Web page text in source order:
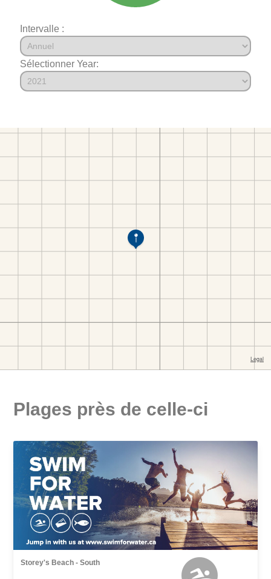
Intervalle :
Sélectionner Year:
Plages près de celle-ci
Storey's Beach - South